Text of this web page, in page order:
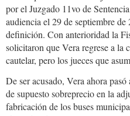
por el Juzgado 11vo de
audiencia el 29 de septiembre
definición. Con anterioridad la
solicitaron que Vera regrese a la
cautelar, pero los jueces que
De ser acusado, Vera ahora
de supuesto sobreprecio en la
fabricación de los buses